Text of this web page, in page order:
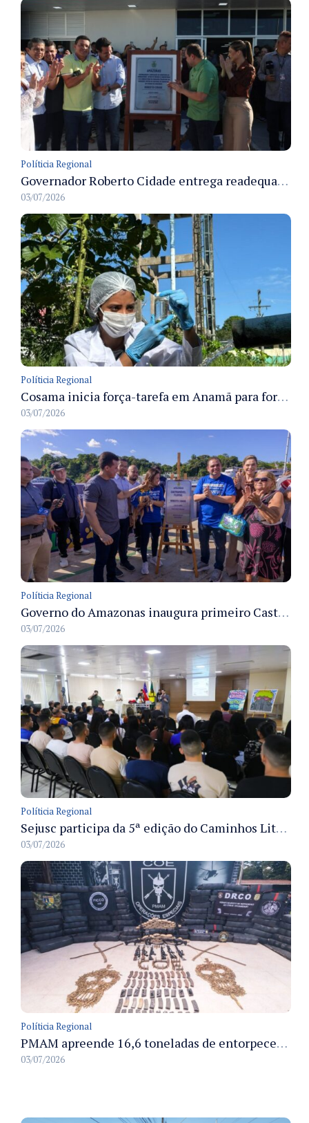
Políticia Regional
Governador Roberto Cidade entrega readequação do ambulatório da FCecon e amplia capacidade de atendimento oncológico em Manaus
03/07/2026
Políticia Regional
Cosama inicia força-tarefa em Anamã para fortalecer abastecimento de água e segurança hídrica da população
03/07/2026
Políticia Regional
Governo do Amazonas inaugura primeiro Castramóvel Fluvial para atendimento veterinário às comunidades ribeirinhas e castração gratuita
03/07/2026
Políticia Regional
Sejusc participa da 5ª edição do Caminhos Literários com foco na cultura hip-hop nas unidades socioeducativas
03/07/2026
Políticia Regional
PMAM apreende 16,6 toneladas de entorpecentes e registra aumento nas prisões em flagrante e nas capturas de foragidos no primeiro semestre de 2026
03/07/2026